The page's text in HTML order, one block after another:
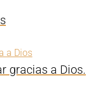
gracias a Dios.